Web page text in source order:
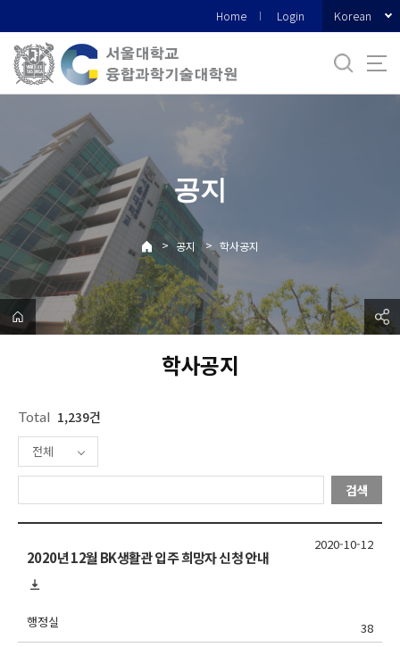
로
메
Home Login Korean
공지
> 공지 > 학사공지
학사공지
Total 1,239건
전체
검색
2020년 12월 BK생활관 입주 희망자 신청 안내
행정실 38
2020-10-12